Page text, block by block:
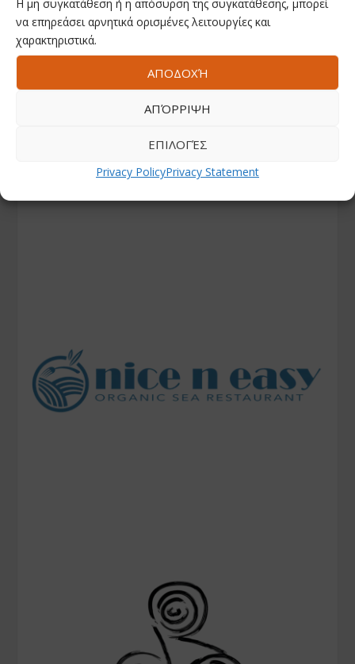
Η μη συγκατάθεση ή η απόσυρση της συγκατάθεσης, μπορεί
να επηρεάσει αρνητικά ορισμένες λειτουργίες και
χαρακτηριστικά.
ΑΠΟΔΟΧΉ
ΑΠΌΡΡΙΨΗ
ΕΠΙΛΟΓΈΣ
Privacy PolicyPrivacy Statement